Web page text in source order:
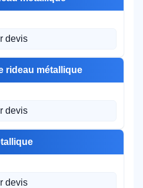
devis
rideau métallique
devis
devis